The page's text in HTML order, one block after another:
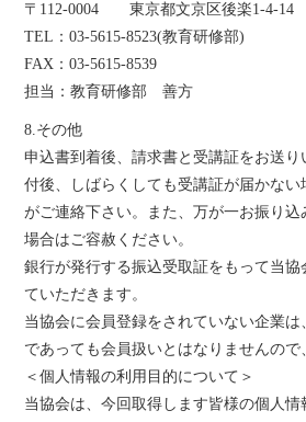
〒112-0004 東京都文京区後楽1-4-14
TEL：03-5615-8523(教育研修部)
FAX：03-5615-8539
担当：教育研修部 善方
8.その他
申込書到着後、請求書と受講証をお送り
付後、しばらくしても受講証が届かない
がご連絡下さい。また、万が一お振り込
場合はご容赦ください。
銀行が発行する振込受取証をもって当
ていただきます。
当協会に会員登録をされていない企業
であっても会員扱いとはなりませんので
＜個人情報の利用目的について＞
当協会は、今回取得します皆様の個人情